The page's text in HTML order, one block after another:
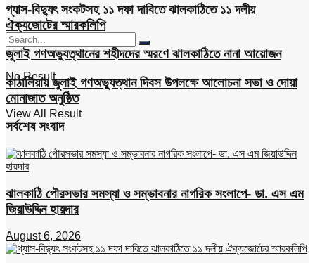
No Result
View All Result
গ্যাস-বিদ্যুৎ সংকটসহ ১১ দফা দাবিতে ঝালকাঠিতে ১১ দলীয়
ঐক্যজোটের স্মারকলিপি
জুলাই গণঅভ্যুত্থানের শহীদদের স্মরণে ঝালকাঠিতে নানা আয়োজন
কাঠালিয়ায় জুলাই গণঅভ্যুত্থান দিবস উপলক্ষে আলোচনা সভা ও দোয়া
মোনাজাত অনুষ্ঠিত
সর্বশেষ সংবাদ
ঝালকাঠি পৌরসভার সমস্যা ও সম্ভাবনার নাগরিক সংলাপে- ডা. এস এম
জিয়াউদ্দিন হায়দার
August 6, 2026